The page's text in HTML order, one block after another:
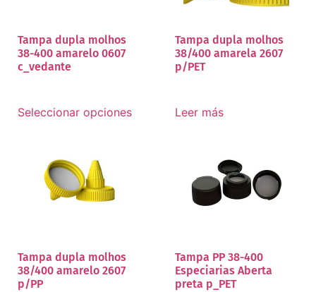
Tampa dupla molhos
38-400 amarelo 0607
c_vedante
Seleccionar opciones
Tampa dupla molhos
38/400 amarela 2607
p/PET
Leer más
Tampa dupla molhos
38/400 amarelo 2607
p/PP
Tampa PP 38-400
Especiarias Aberta
preta p_PET